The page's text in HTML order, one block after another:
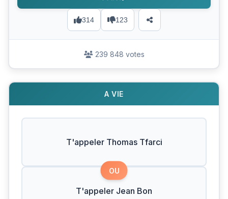
314 123
239 848 votes
A VIE
T'appeler Thomas Tfarci
OU
T'appeler Jean Bon